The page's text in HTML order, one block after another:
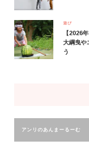
遊び
【2026
大綱曳や
う
アンリのあんまーるーむ